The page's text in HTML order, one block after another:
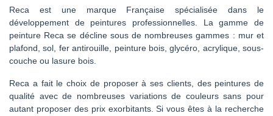
Reca est une marque Française spécialisée dans le
développement de peintures professionnelles. La gamme de
peinture Reca se décline sous de nombreuses gammes : mur et
plafond, sol, fer antirouille, peinture bois, glycéro, acrylique, sous-
couche ou lasure bois.
Reca a fait le choix de proposer à ses clients, des peintures de
qualité avec de nombreuses variations de couleurs sans pour
autant proposer des prix exorbitants. Si vous êtes à la recherche